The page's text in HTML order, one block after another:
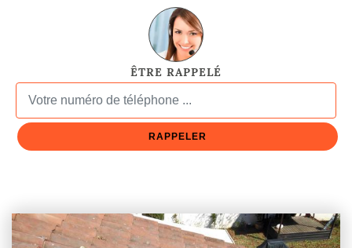
ÊTRE RAPPELÉ